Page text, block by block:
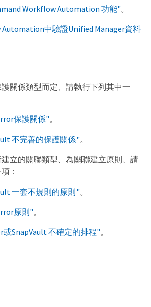
Workflow Automation 功能"。
中驗證Unified Manager資料
關係類型而定、請執行下列其中一
保護關係"。
不完善的保護關係"。
立的關聯類型、為關聯建立原則、請
：
一套不規則的原則"。
原則"。
或SnapVault 不確定的排程"。